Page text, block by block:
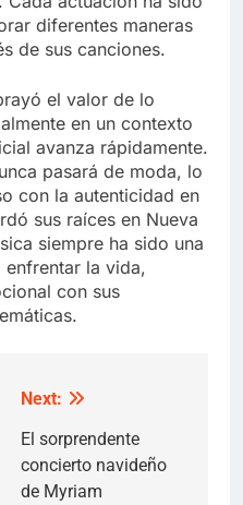
diferentes maneras
de sus canciones.
el valor de lo
en un contexto
avanza rápidamente.
pasará de moda, lo
con la autenticidad en
sus raíces en Nueva
siempre ha sido una
enfrentar la vida,
con sus
Next:
El sorprendente
concierto navideño
de Myriam